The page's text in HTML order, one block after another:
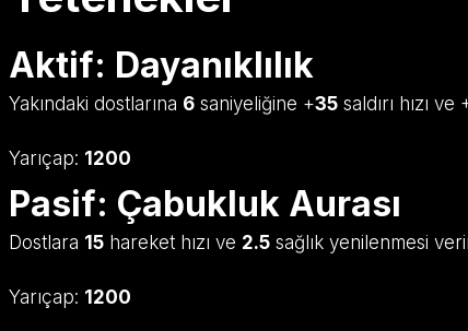
Aktif: Dayanıklılık
Yakındaki dostlarına 6 saniyeliğine +35 saldırı hızı ve
Yarıçap: 1200
Pasif: Çabukluk Aurası
Dostlara 15 hareket hızı ve 2.5 sağlık yenilenmesi
Yarıçap: 1200